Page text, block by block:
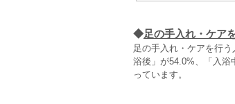
◆足の手入れ・ケア
足の手入れ・ケアを行
浴後」が54.0%、「入浴
っています。